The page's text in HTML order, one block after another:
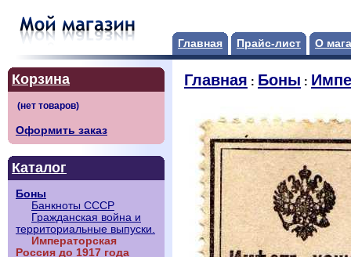
Главная Прайс-лист О
Корзина
Оформить заказ
Каталог
Боны
Банкноты СССР
Гражданская война и
территориальные выпуски.
Императорская
Россия до 1917 года
Главная : Боны :